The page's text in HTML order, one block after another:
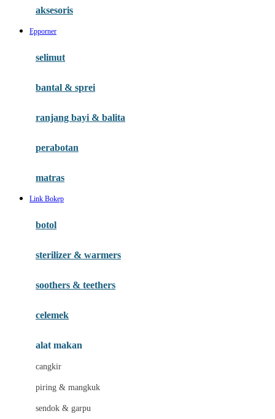
Habbie
Haenim
Hauck
Havaianas
Hybrid
I
Inlacta DHA
Ivenet
aksesoris
Epporner
selimut
bantal & sprei
ranjang bayi & balita
perabotan
matras
Link Bokep
botol
sterilizer & warmers
soothers & teethers
celemek
alat makan
cangkir
piring & mangkuk
sendok & garpu